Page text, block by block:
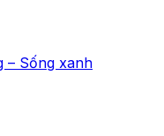
– Sống xanh